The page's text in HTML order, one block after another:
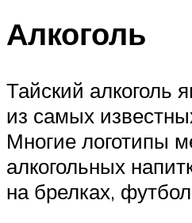
Алкоголь
Тайский алкоголь
из самых
Многие логотипы
алкогольных
на брелках,